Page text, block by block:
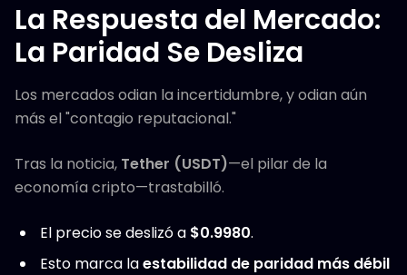
La Respuesta del Mercado:
La Paridad Se Desliza
Los mercados odian la incertidumbre, y odian aún
más el "contagio reputacional."
Tras la noticia, Tether (USDT)—el pilar de la
economía cripto—trastabilló.
El precio se deslizó a $0.9980.
Esto marca laestabilidad de paridad más débil